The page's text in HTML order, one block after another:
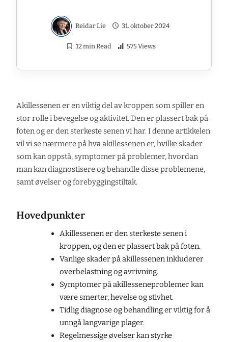
Reidar Lie 31. oktober 2024
12 min Read 575 Views
Akillessenen er en viktig del av kroppen som spiller en
stor rolle i bevegelse og aktivitet. Den er plassert bak på
foten og er den sterkeste senen vi har. I denne artikkelen
vil vi se nærmere på hva akillessenen er, hvilke skader
som kan oppstå, symptomer på problemer, hvordan
man kan diagnostisere og behandle disse problemene,
samt øvelser og forebyggingstiltak.
Hovedpunkter
Akillessenen er den sterkeste senen i
kroppen, og den er plassert bak på foten.
Vanlige skader på akillessenen inkluderer
overbelastning og avrivning.
Symptomer på akillesseneproblemer kan
være smerter, hevelse og stivhet.
Tidlig diagnose og behandling er viktig for å
unngå langvarige plager.
Regelmessige øvelser kan styrke